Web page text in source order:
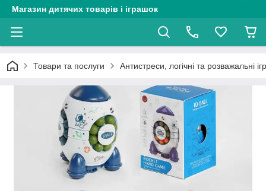
Магазин дитячих товарів і іграшок
Товари та послуги Антистреси, логічні та розважальні